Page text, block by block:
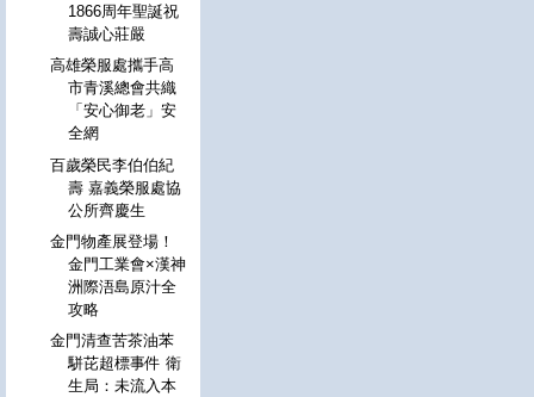
1866周年聖誕祝
壽誠心莊嚴
高雄榮服處攜手高
市青溪總會共織
「安心御老」安
全網
百歲榮民李伯伯紀
壽 嘉義榮服處協
公所齊慶生
金門物產展登場！
金門工業會×漢神
洲際浯島原汁全
攻略
金門清查苦茶油苯
駢芘超標事件 衛
生局：未流入本